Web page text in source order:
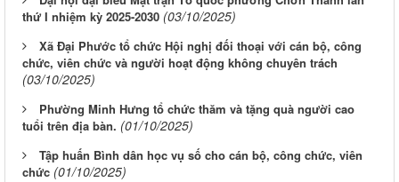
thứ I nhiệm kỳ 2025-2030 (03/10/2025)
Xã Đại Phước tổ chức Hội nghị đối thoại với cán bộ, công
chức, viên chức và người hoạt động không chuyên trách
(03/10/2025)
Phường Minh Hưng tổ chức thăm và tặng quà người cao
tuổi trên địa bàn. (01/10/2025)
Tập huấn Bình dân học vụ số cho cán bộ, công chức, viên
chức (01/10/2025)